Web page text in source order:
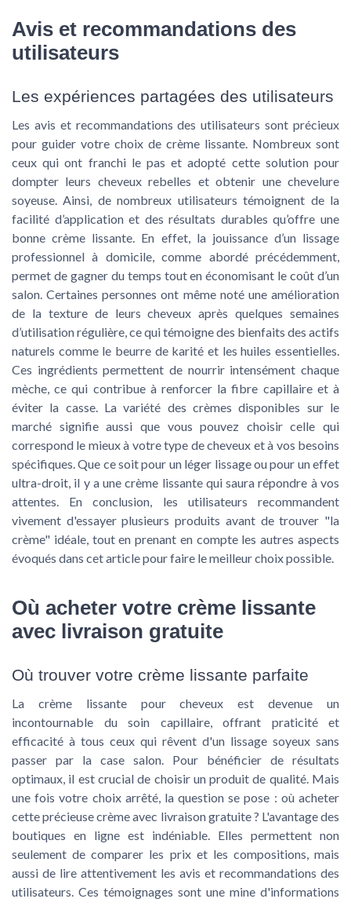
Avis et recommandations des
utilisateurs
Les expériences partagées des utilisateurs
Les avis et recommandations des utilisateurs sont précieux
pour guider votre choix de crème lissante. Nombreux sont
ceux qui ont franchi le pas et adopté cette solution pour
dompter leurs cheveux rebelles et obtenir une chevelure
soyeuse. Ainsi, de nombreux utilisateurs témoignent de la
facilité d’application et des résultats durables qu’offre une
bonne crème lissante. En effet, la jouissance d’un lissage
professionnel à domicile, comme abordé précédemment,
permet de gagner du temps tout en économisant le coût d’un
salon. Certaines personnes ont même noté une amélioration
de la texture de leurs cheveux après quelques semaines
d’utilisation régulière, ce qui témoigne des bienfaits des actifs
naturels comme le beurre de karité et les huiles essentielles.
Ces ingrédients permettent de nourrir intensément chaque
mèche, ce qui contribue à renforcer la fibre capillaire et à
éviter la casse. La variété des crèmes disponibles sur le
marché signifie aussi que vous pouvez choisir celle qui
correspond le mieux à votre type de cheveux et à vos besoins
spécifiques. Que ce soit pour un léger lissage ou pour un effet
ultra-droit, il y a une crème lissante qui saura répondre à vos
attentes. En conclusion, les utilisateurs recommandent
vivement d'essayer plusieurs produits avant de trouver "la
crème" idéale, tout en prenant en compte les autres aspects
évoqués dans cet article pour faire le meilleur choix possible.
Où acheter votre crème lissante
avec livraison gratuite
Où trouver votre crème lissante parfaite
La crème lissante pour cheveux est devenue un
incontournable du soin capillaire, offrant praticité et
efficacité à tous ceux qui rêvent d'un lissage soyeux sans
passer par la case salon. Pour bénéficier de résultats
optimaux, il est crucial de choisir un produit de qualité. Mais
une fois votre choix arrêté, la question se pose : où acheter
cette précieuse crème avec livraison gratuite ? L'avantage des
boutiques en ligne est indéniable. Elles permettent non
seulement de comparer les prix et les compositions, mais
aussi de lire attentivement les avis et recommandations des
utilisateurs. Ces témoignages sont une mine d'informations